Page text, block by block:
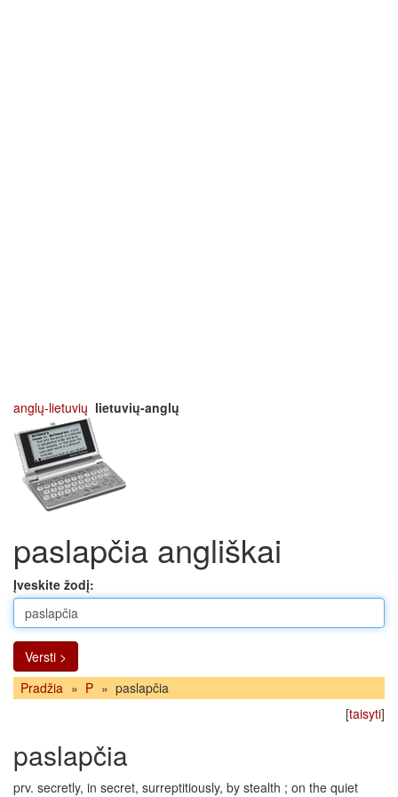
anglų-lietuvių lietuvių-anglų
paslapčia angliškai
Įveskite žodį:
Versti >
Pradžia » P » paslapčia
[taisyti]
paslapčia
prv. secretly, in secret, surreptitiously, by stealth ; on the quiet